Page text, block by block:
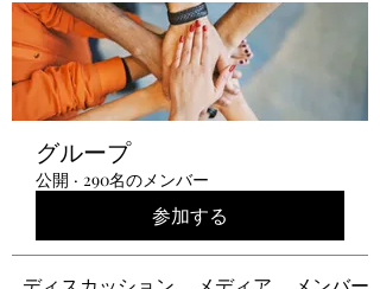
グループ
公開 · 290名のメンバー
参加する